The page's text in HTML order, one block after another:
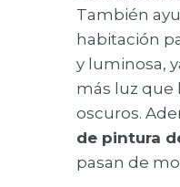
También
habitación
y luminosa,
más luz que
oscuros.
de pintura
pasan de